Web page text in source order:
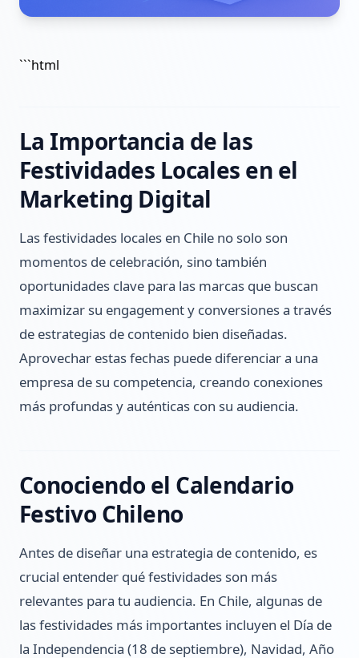
```html
La Importancia de las
Festividades Locales en el
Marketing Digital
Las festividades locales en Chile no solo son
momentos de celebración, sino también
oportunidades clave para las marcas que buscan
maximizar su engagement y conversiones a través
de estrategias de contenido bien diseñadas.
Aprovechar estas fechas puede diferenciar a una
empresa de su competencia, creando conexiones
más profundas y auténticas con su audiencia.
Conociendo el Calendario
Festivo Chileno
Antes de diseñar una estrategia de contenido, es
crucial entender qué festividades son más
relevantes para tu audiencia. En Chile, algunas de
las festividades más importantes incluyen el Día de
la Independencia (18 de septiembre), Navidad, Año